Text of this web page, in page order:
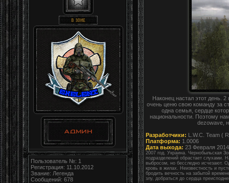
Пользователь №: 1
Регистрация: 11.10.2012
Звание: Легенда
Сообщений: 678
Наконец настал этот день.
очень ценю свою команду за
одна семья, сердце
национальности. Поэтому
dеzоwаvе,
Разработчики: L.W.C. Team (
Платформа: 1.0006
Дата выхода: 23 Февраля 2014
2007 год. Украина. Чернобыльская
подразделений обрастает слухами.
выбросом, но бесследно исчезают.
кровь в жилах. Неизвестность и
бродить вечность на забытой
злу, добраться до сердца